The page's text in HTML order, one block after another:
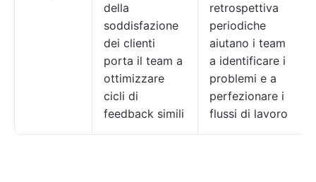
della
soddisfazione
dei clienti
porta il team a
ottimizzare
cicli di
feedback simili
retrospettiva
periodiche
aiutano i team
a identificare i
problemi e a
perfezionare i
flussi di lavoro